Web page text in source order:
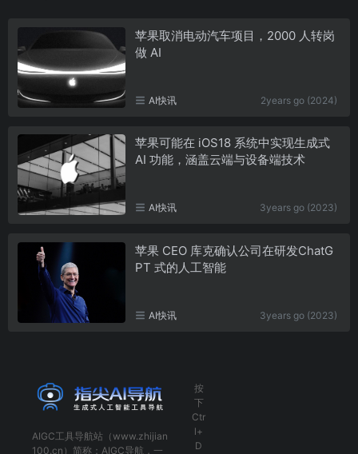
苹果取消电动汽车项目，2000 人转岗
做 AI
AI快讯 2years go (2024)
苹果可能在 iOS18 系统中实现生成式
AI 功能，涵盖云端与设备端技术
AI快讯 3years go (2023)
苹果 CEO 库克确认公司在研发ChatG
PT 式的人工智能
AI快讯 3years go (2023)
AIGC工具导航站（www.zhijian
100.cn）简称： AIGC导航 ，一
按
下
Ctr
l+
D